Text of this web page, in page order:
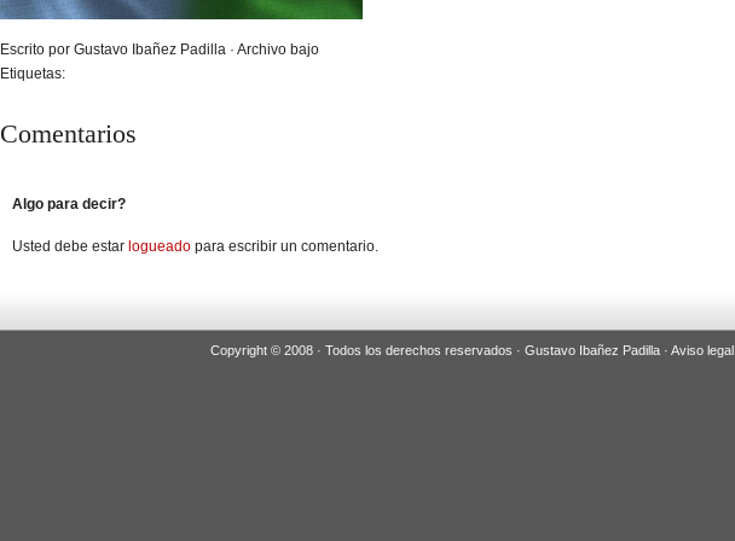
Escrito por Gustavo Ibañez Padilla · Archivo bajo
Etiquetas:
Comentarios
Algo para decir?
Usted debe estar logueado para escribir un comentario.
Copyright © 2008 · Todos los derechos reservados · Gustavo Ibañez Padilla · Aviso legal